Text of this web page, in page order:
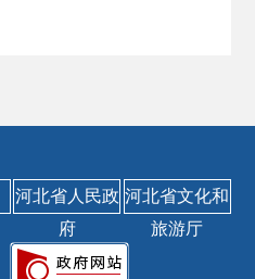
河北省人民政
府
河北省文化和
旅游厅